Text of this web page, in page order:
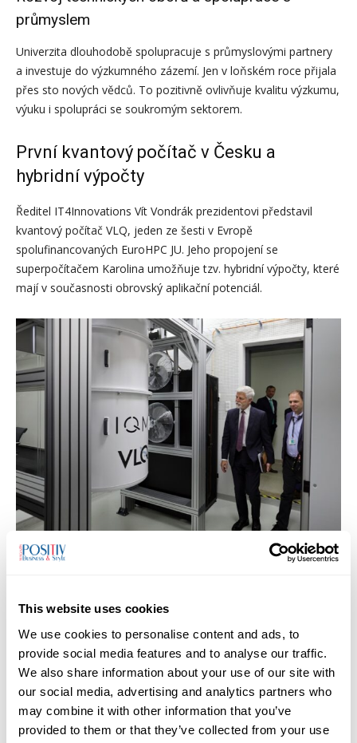
This website uses cookies
We use cookies to personalise content and ads, to
provide social media features and to analyse our traffic.
We also share information about your use of our site with
our social media, advertising and analytics partners who
may combine it with other information that you’ve
provided to them or that they’ve collected from your use
průmyslem
Univerzita dlouhodobě spolupracuje s průmyslovými partnery
a investuje do výzkumného zázemí. Jen v loňském roce přijala
přes sto nových vědců. To pozitivně ovlivňuje kvalitu výzkumu,
výuku i spolupráci se soukromým sektorem.
První kvantový počítač v Česku a
hybridní výpočty
Ředitel IT4Innovations Vít Vondrák prezidentovi představil
kvantový počítač VLQ, jeden ze šesti v Evropě
spolufinancovaných EuroHPC JU. Jeho propojení se
superpočítačem Karolina umožňuje tzv. hybridní výpočty, které
mají v současnosti obrovský aplikační potenciál.
Návštěva prezidenta Petra Pavla s manželkou Evou v Moravskoslezském kraji.
26. Května 2025, Ostrava.
Kvantové technologie najdou uplatnění v oblasti
kyberbezpečnosti, kryptografie, vývoje materiálů, optimalizace
průmyslové výroby i zdravotnického výzkumu. Počítač VLQ
bude navíc bezplatně zpřístupněn akademickému sektoru, o
přístup mohou žádat i firmy a veřejné instituce.